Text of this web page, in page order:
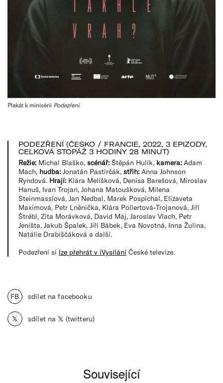
Plakát k minisérii Podezření.
PODEZŘENÍ (ČESKO / FRANCIE, 2022, 3 EPIZODY,
CELKOVÁ STOPÁŽ 3 HODINY 28 MINUT)
Režie: Michal Blaško, scénář: Štěpán Hulík, kamera: Adam
Mach, hudba: Jonatán Pastirčák, střih: Anna Johnson
Ryndová. Hrají: Klára Melíšková, Denisa Barešová, Miroslav
Hanuš, Ivan Trojan, Johana Matoušková, Milena
Steinmasslová, Jan Nedbal, Marek Pospíchal, Elizaveta
Maximová, Petr Lněnička, Klára Pollertová-Trojanová, Jiří
Štrébl, Zita Morávková, David Máj, Jaroslav Vlach, Petr
Jeništa, Jakub Špalek, Jiří Bábek, Eva Novotná, Inna Žulina,
Natálie Drabiščáková a další.
Podezření si lze přehrát v iVysílání České televize.
FB sdílet na facebooku
𝕏 sdílet na 𝕏 (twitteru)
Související